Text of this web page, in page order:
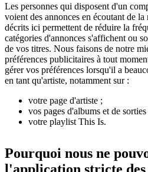
Les personnes qui disposent d'un
voient des annonces en écoutant de
décrits ici permettent de réduire la
catégories d'annonces s'affichent ou
de vos titres. Nous faisons de notre
préférences publicitaires à tout
gérer vos préférences lorsqu'il a
en tant qu'artiste, notamment sur :
votre page d'artiste ;
vos pages d'albums et de sorties
votre playlist This Is.
Pourquoi nous ne